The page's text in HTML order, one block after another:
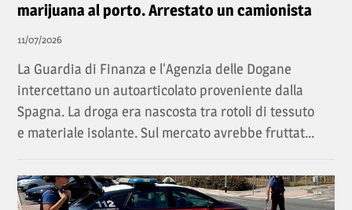
marijuana al porto. Arrestato un camionista
11/07/2026
La Guardia di Finanza e l'Agenzia delle Dogane
intercettano un autoarticolato proveniente dalla
Spagna. La droga era nascosta tra rotoli di tessuto
e materiale isolante. Sul mercato avrebbe fruttat...